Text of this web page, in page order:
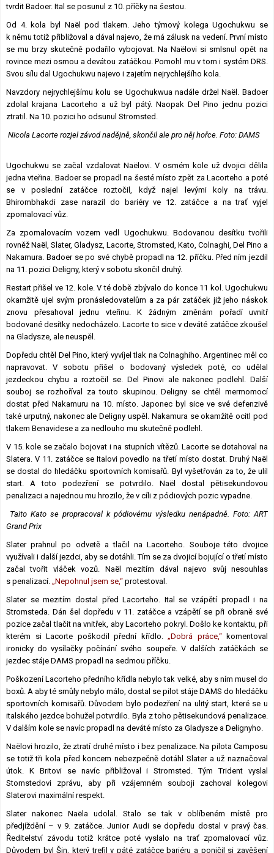
tvrdit Badoer. Ital se posunul z 10. příčky na šestou.
Od 4. kola byl Naël pod tlakem. Jeho týmový kolega Ugochukwu se
k němu totiž přibližoval a dával najevo, že má zálusk na vedení. První místo
se mu brzy skutečně podařilo vybojovat. Na Naëlovi si smlsnul opět na
rovince mezi osmou a devátou zatáčkou. Pomohl mu v tom i systém DRS.
Svou sílu dal Ugochukwu najevo i zajetím nejrychlejšího kola.
Navzdory nejrychlejšímu kolu se Ugochukwua nadále držel Naël. Badoer
zdolal krajana Lacorteho a už byl pátý. Naopak Del Pino jednu pozici
ztratil. Na 10. pozici ho odsunul Stromsted.
Nicola Lacorte rozjel závod nadějně, skončil ale pro něj hořce. Foto: DAMS
Ugochukwu se začal vzdalovat Naëlovi. V osmém kole už dvojici dělila
jedna vteřina. Badoer se propadl na šesté místo zpět za Lacorteho a poté
se v poslední zatáčce roztočil, když najel levými koly na trávu.
Bhirombhakdi zase narazil do bariéry ve 12. zatáčce a na trať vyjel
zpomalovací vůz.
Za zpomalovacím vozem vedl Ugochukwu. Bodovanou desítku tvořili
rovněž Naël, Slater, Gladysz, Lacorte, Stromsted, Kato, Colnaghi, Del Pino a
Nakamura. Badoer se po své chybě propadl na 12. příčku. Před ním jezdil
na 11. pozici Deligny, který v sobotu skončil druhý.
Restart přišel ve 12. kole. V té době zbývalo do konce 11 kol. Ugochukwu
okamžitě ujel svým pronásledovatelům a za pár zatáček již jeho náskok
znovu přesahoval jednu vteřinu. K žádným změnám pořadí uvnitř
bodované desítky nedocházelo. Lacorte to sice v deváté zatáčce zkoušel
na Gladysze, ale neuspěl.
Dopředu chtěl Del Pino, který vyvíjel tlak na Colnaghiho. Argentinec měl co
napravovat. V sobotu přišel o bodovaný výsledek poté, co udělal
jezdeckou chybu a roztočil se. Del Pinovi ale nakonec podlehl. Další
souboj se rozhoříval za touto skupinou. Deligny se chtěl mermomocí
dostat před Nakamuru na 10. místo. Japonec byl sice ve své defenzivě
také urputný, nakonec ale Deligny uspěl. Nakamura se okamžitě ocitl pod
tlakem Benavidese a za nedlouho mu skutečně podlehl.
V 15. kole se začalo bojovat i na stupních vítězů. Lacorte se dotahoval na
Slatera. V 11. zatáčce se Italovi povedlo na třetí místo dostat. Druhý Naël
se dostal do hledáčku sportovních komisařů. Byl vyšetřován za to, že ulil
start. A toto podezření se potvrdilo. Naël dostal pětisekundovou
penalizaci a najednou mu hrozilo, že v cíli z pódiových pozic vypadne.
Taito Kato se propracoval k pódiovému výsledku nenápadně. Foto: ART
Grand Prix
Slater prahnul po odvetě a tlačil na Lacorteho. Souboje této dvojice
využívali i další jezdci, aby se dotáhli. Tím se za dvojicí bojující o třetí místo
začal tvořit vláček vozů. Naël mezitím dával najevo svůj nesouhlas
s penalizací. „Nepohnul jsem se,“ protestoval.
Slater se mezitím dostal před Lacorteho. Ital se vzápětí propadl i na
Stromsteda. Dán šel dopředu v 11. zatáčce a vzápětí se při obraně své
pozice začal tlačit na vnitřek, aby Lacorteho pokryl. Došlo ke kontaktu, při
kterém si Lacorte poškodil přední křídlo. „Dobrá práce,“komentoval
ironicky do vysílačky počínání svého soupeře. V dalších zatáčkách se
jezdec stáje DAMS propadl na sedmou příčku.
Poškození Lacorteho předního křídla nebylo tak velké, aby s ním musel do
boxů. A aby té smůly nebylo málo, dostal se pilot stáje DAMS do hledáčku
sportovních komisařů. Důvodem bylo podezření na ulitý start, které se u
italského jezdce bohužel potvrdilo. Byla z toho pětisekundová penalizace.
V dalším kole se navíc propadl na deváté místo za Gladysze a Delignyho.
Naëlovi hrozilo, že ztratí druhé místo i bez penalizace. Na pilota Camposu
se totiž tři kola před koncem nebezpečně dotáhl Slater a už naznačoval
útok. K Britovi se navíc přibližoval i Stromsted. Tým Trident vyslal
Stomstedovi zprávu, aby při vzájemném souboji zachoval kolegovi
Slaterovi maximální respekt.
Slater nakonec Naëla udolal. Stalo se tak v oblíbeném místě pro
předjíždění – v 9. zatáčce. Junior Audi se dopředu dostal v pravý čas.
Ředitelství závodu totiž krátce poté vyslalo na trať zpomalovací vůz.
Důvodem byl Šin, který trefil v páté zatáčce bariéru a poničil si zavěšení